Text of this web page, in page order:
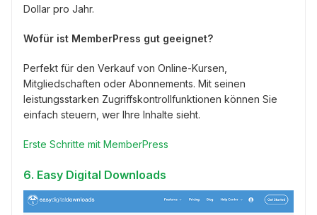
Dollar pro Jahr.
Wofür ist MemberPress gut geeignet?
Perfekt für den Verkauf von Online-Kursen,
Mitgliedschaften oder Abonnements. Mit seinen
leistungsstarken Zugriffskontrollfunktionen können Sie
einfach steuern, wer Ihre Inhalte sieht.
Erste Schritte mit MemberPress
6. Easy Digital Downloads